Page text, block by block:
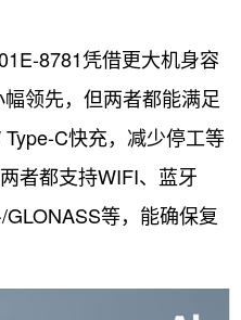
8781凭借更大机身容
领先，但两者都能满足
C快充，减少停工等
者都支持WIFI、蓝牙
等，能确保复